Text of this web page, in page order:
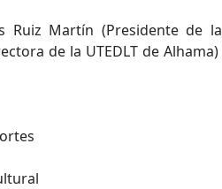
Martín (Presidente de la
de la UTEDLT de Alhama)